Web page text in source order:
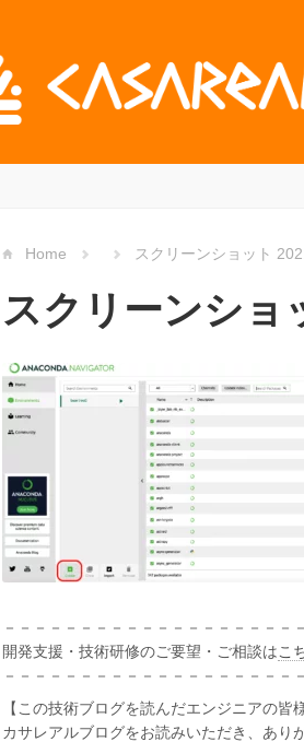
Home スクリーンショット
スクリーンショ
－－－－－－－－－－－－－－－－－－－
開発支援・技術研修のご要望・ご相談はこ
－－－－－－－－－－－－－－－－－－－
【この技術ブログを読んだエンジニアの皆
カサレアルブログをお読みいただき、あり